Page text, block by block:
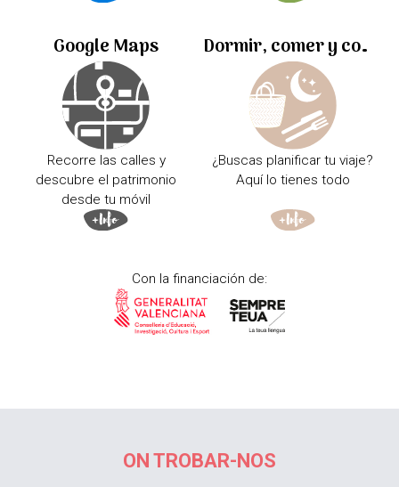
Google Maps
Recorre las calles y
descubre el patrimonio
desde tu móvil
Dormir, comer y comprar
¿Buscas planificar tu viaje?
Aquí lo tienes todo
Con la financiación de:
ON TROBAR-NOS